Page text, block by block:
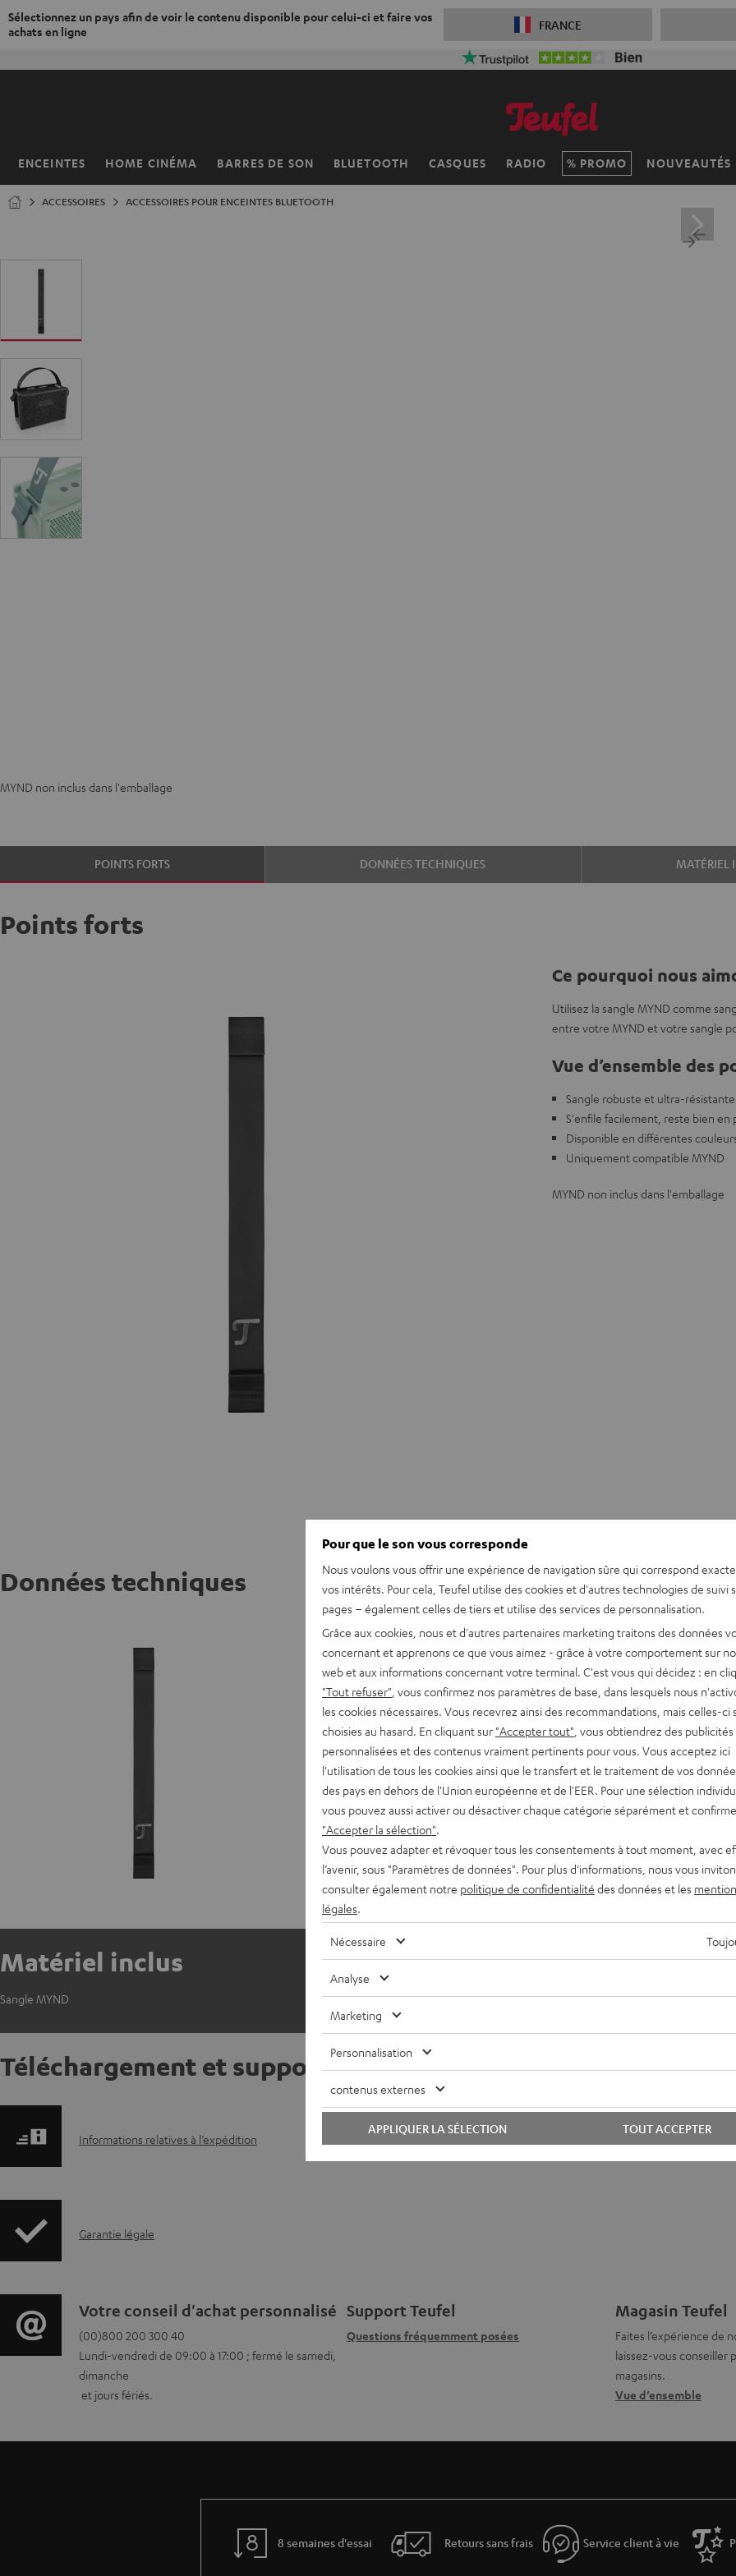
Sélectionnez un pays afin de voir le contenu disponible pour celui-ci et faire vos
achats en ligne
FRANCE
ENCEINTES HOME CINÉMA BARRES DE SON BLUETOOTH CASQUES RADIO PROMO NOUVEAUTÉS
Page
ACCESSOIRES ACCESSOIRES POUR ENCEINTES BLUETOOTH
MYND non inclus dans l'emballage
POINTS FORTS DONNÉES TECHNIQUES MATÉRIEL
Points forts
Ce pourquoi nous
Utilisez la sangle MYND comme
entre votre MYND et votre sangle
Vue d’ensemble des
Sangle robuste et ultra-
S'enfile facilement, reste bien en
Disponible en différentes
Uniquement compatible MYND
MYND non inclus dans l'emballage
Données techniques
Sangle MYND
Matériel inclus
Sangle MYND MYND non inclus dans l'emballage
Téléchargement et support
I
o
m
a
t
i
o
Informations relatives à l’expédition
I
f
o
r
m
a
Garantie légale
D
é
t
i
Votre conseil d'achat personnalisé
(00)800 200 300 40
Lundi-vendredi de 09:00 à 17:00 ; fermé le samedi,
dimanche
et jours fériés.
Support Teufel
Questions fréquemment posées
Magasin Teufel
Faites l’expérience de
laissez-vous conseiller
magasins.
Vue d’ensemble
8 semaines d'essai Retours sans frais Service client à vie
Pour que le son vous corresponde
Nous voulons vous offrir une expérience de navigation sûre qui correspond
vos intérêts. Pour cela, Teufel utilise des cookies et d'autres technologies de suivi
pages – également celles de tiers et utilise des services de personnalisation.
Grâce aux cookies, nous et d'autres partenaires marketing traitons des données
concernant et apprenons ce que vous aimez - grâce à votre comportement sur
web et aux informations concernant votre terminal. C'est vous qui décidez : en
"Tout refuser" , vous confirmez nos paramètres de base, dans lesquels nous
les cookies nécessaires. Vous recevrez ainsi des recommandations, mais celles-ci
choisies au hasard. En cliquant sur "Accepter tout" , vous obtiendrez des publicités
personnalisées et des contenus vraiment pertinents pour vous. Vous acceptez ici
l'utilisation de tous les cookies ainsi que le transfert et le traitement de vos
des pays en dehors de l'Union européenne et de l'EER. Pour une sélection
vous pouvez aussi activer ou désactiver chaque catégorie séparément et
"Accepter la sélection"
Vous pouvez adapter et révoquer tous les consentements à tout moment, avec
l’avenir, sous "Paramètres de données". Pour plus d'informations, nous vous
consulter également notre politique de confidentialité des données et les
légales
Nécessaire
Analyse
Marketing
Personnalisation
contenus externes
TOUT ACCEPTER
APPLIQUER LA SÉLECTION